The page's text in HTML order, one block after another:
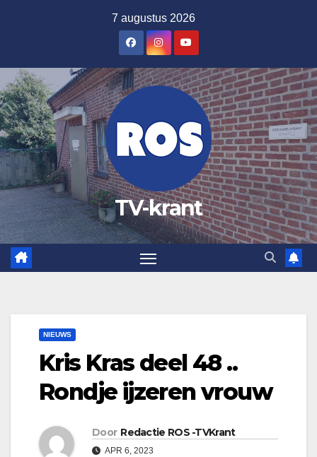
inhoud
7 augustus 2026
TV-krant
NIEUWS
Kris Kras deel 48 ..
Rondje ijzeren vrouw
Door Redactie ROS -TVKrant
APR 6, 2023